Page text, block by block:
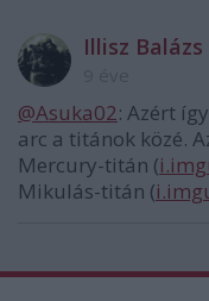
Illisz Balázs
@Asuka02: Azért
arc a titánok közé.
Mercury-titán (
Mikulás-titán (